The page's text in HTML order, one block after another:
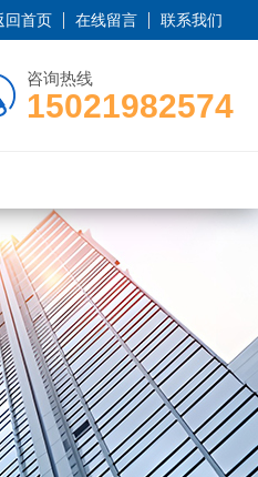
回首页 在线留言 联系我们
咨询热线
15021982574